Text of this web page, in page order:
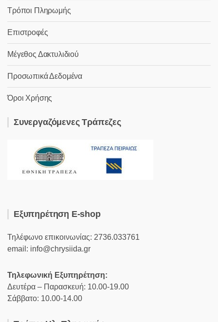
Τρόποι Πληρωμής
Επιστροφές
Μέγεθος Δακτυλιδιού
Προσωπικά Δεδομένα
Όροι Χρήσης
Συνεργαζόμενες Τράπεζες
Εξυπηρέτηση E-shop
Τηλέφωνο επικοινωνίας: 2736.033761
email: info@chrysiida.gr
Τηλεφωνική Εξυπηρέτηση:
Δευτέρα – Παρασκευή: 10.00-19.00
Σάββατο: 10.00-14.00